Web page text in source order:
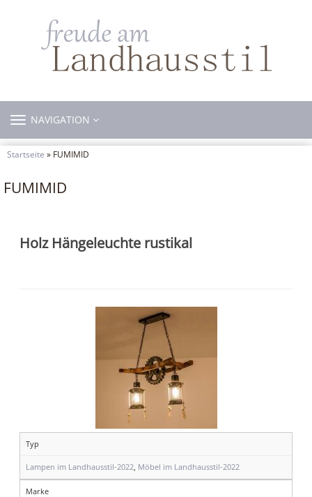
TOGGLE
NAVIGATION
Startseite » FUMIMID
FUMIMID
Holz Hängeleuchte rustikal
Typ
Lampen im Landhausstil-2022 Möbel im Landhausstil-2022
Marke